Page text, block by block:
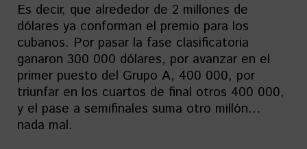
Es decir, que alrededor de 2 millones de
dólares ya conforman el premio para los
cubanos. Por pasar la fase clasificatoria
ganaron 300 000 dólares, por avanzar en el
primer puesto del Grupo A, 400 000, por
triunfar en los cuartos de final otros 400 000,
y el pase a semifinales suma otro millón…
nada mal.